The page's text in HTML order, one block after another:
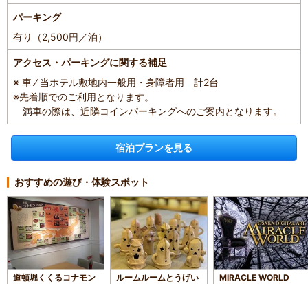
パーキング
有り（2,500円／泊）
アクセス・パーキングに関する補足
※ 車 ⁄ 当ホテル敷地内一般用・身障者用 計2台
※先着順でのご利用となります。
満車の際は、近隣コインパーキングへのご案内となります。
宿泊プランを見る
おすすめの遊び・体験スポット
道頓堀くくるコナモン
ルームルームとうげい
MIRACLE WORLD